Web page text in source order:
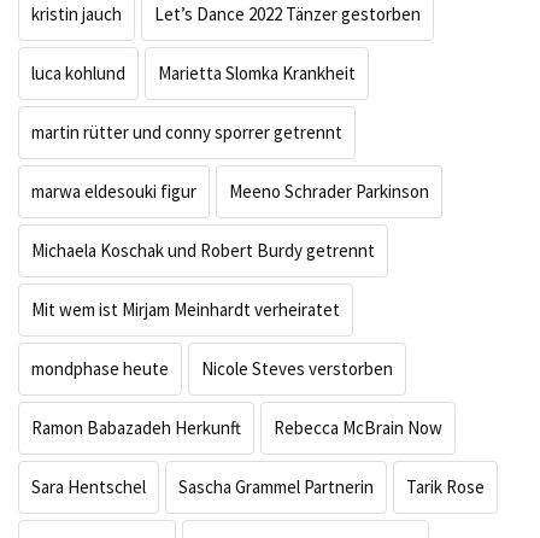
kristin jauch Let’s Dance 2022 Tänzer gestorben
luca kohlund Marietta Slomka Krankheit
martin rütter und conny sporrer getrennt
marwa eldesouki figur Meeno Schrader Parkinson
Michaela Koschak und Robert Burdy getrennt
Mit wem ist Mirjam Meinhardt verheiratet
mondphase heute Nicole Steves verstorben
Ramon Babazadeh Herkunft Rebecca McBrain Now
Sara Hentschel Sascha Grammel Partnerin Tarik Rose